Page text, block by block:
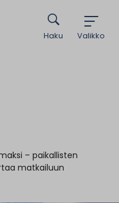
Valikko
Haku
– paikallisten
matkailuun